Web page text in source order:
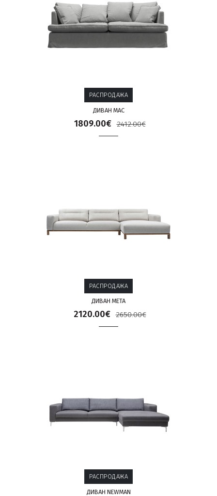
РАСПРОДАЖА
ДИВАН MAC
1809.00€ 2412.00€
РАСПРОДАЖА
ДИВАН META
2120.00€ 2650.00€
РАСПРОДАЖА
ДИВАН NEWMAN